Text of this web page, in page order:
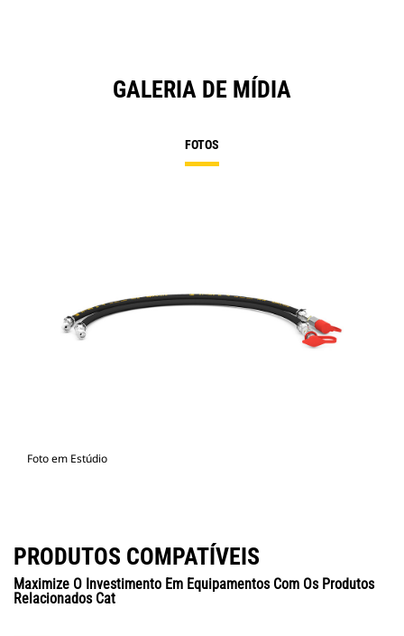
GALERIA DE MÍDIA
FOTOS
Foto em Estúdio
PRODUTOS COMPATÍVEIS
Maximize O Investimento Em Equipamentos Com Os Produtos
Relacionados Cat